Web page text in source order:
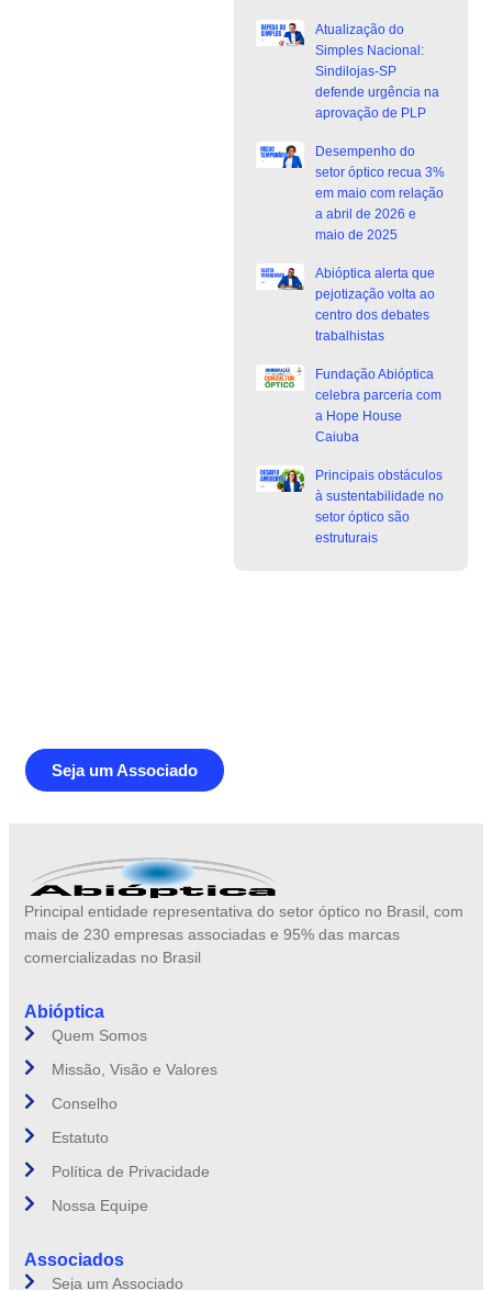
Atualização do
Simples Nacional:
Sindilojas-SP
defende urgência na
aprovação de PLP
Desempenho do
setor óptico recua 3%
em maio com relação
a abril de 2026 e
maio de 2025
Abióptica alerta que
pejotização volta ao
centro dos debates
trabalhistas
Fundação Abióptica
celebra parceria com
a Hope House
Caiuba
Principais obstáculos
à sustentabilidade no
setor óptico são
estruturais
Seja um Associado
Principal entidade representativa do setor óptico no Brasil, com
mais de 230 empresas associadas e 95% das marcas
comercializadas no Brasil
Abióptica
Quem Somos
Missão, Visão e Valores
Conselho
Estatuto
Política de Privacidade
Nossa Equipe
Associados
Seja um Associado